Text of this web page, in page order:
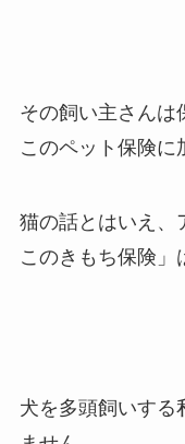
その飼い主さんは
このペット保険に
猫の話とはいえ、
このきもち保険」
犬を多頭飼いする